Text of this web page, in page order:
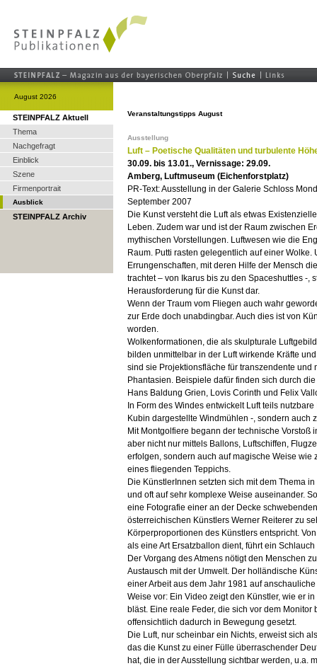
August 2026
STEINPFALZ Aktuell
Thema
Nachgefragt
Einblick
Szene
Firmenportrait
Ausblick
STEINPFALZ Archiv
Veranstaltungstipps August
Ausstellung
Luft – Poetische Qualitäten und turbulente
30.09. bis 13.01., Vernissage: 29.09.
Amberg, Luftmuseum (Eichenforstplatz)
PR-Text: Ausstellung in der Galerie Schloss
September 2007
Die Kunst versteht die Luft als etwas
Leben. Zudem war und ist der Raum zwischen
mythischen Vorstellungen. Luftwesen wie die
Raum. Putti rasten gelegentlich auf einer Wolke.
Errungenschaften, mit deren Hilfe der Mensch
trachtet – von Ikarus bis zu den Spaceshuttles -,
Herausforderung für die Kunst dar.
Wenn der Traum vom Fliegen auch wahr
zur Erde doch unabdingbar. Auch dies ist von
worden.
Wolkenformationen, die als skulpturale
bilden unmittelbar in der Luft wirkende Kräfte
sind sie Projektionsfläche für transzendente und
Phantasien. Beispiele dafür finden sich durch
Hans Baldung Grien, Lovis Corinth und Felix
In Form des Windes entwickelt Luft teils
Kubin dargestellte Windmühlen -, sondern auch
Mit Montgolfiere begann der technische Vorstoß
aber nicht nur mittels Ballons, Luftschiffen,
erfolgen, sondern auch auf magische Weise wie
eines fliegenden Teppichs.
Die KünstlerInnen setzten sich mit dem Thema
und oft auf sehr komplexe Weise auseinander.
eine Fotografie einer an der Decke
österreichischen Künstlers Werner Reiterer zu
Körperproportionen des Künstlers entspricht.
als eine Art Ersatzballon dient, führt ein
Der Vorgang des Atmens nötigt den Menschen
Austausch mit der Umwelt. Der holländische
einer Arbeit aus dem Jahr 1981 auf
Weise vor: Ein Video zeigt den Künstler, wie er
bläst. Eine reale Feder, die sich vor dem Monitor
offensichtlich dadurch in Bewegung gesetzt.
Die Luft, nur scheinbar ein Nichts, erweist sich
das die Kunst zu einer Fülle überraschender
hat, die in der Ausstellung sichtbar werden, u.a.